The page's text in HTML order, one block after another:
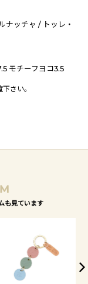
ナッチャ / トッレ・
モチーフヨコ3.5
さい。
も見ています